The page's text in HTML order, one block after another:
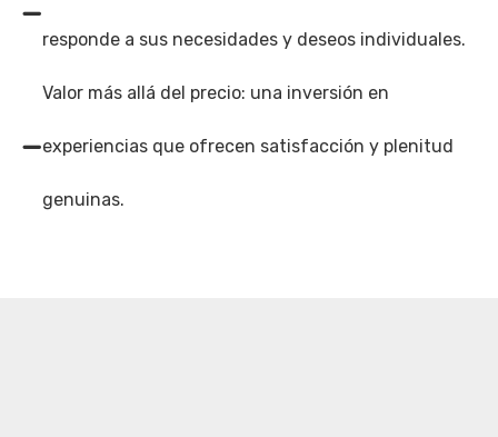
responde a sus necesidades y deseos individuales.
Valor más allá del precio: una inversión en
experiencias que ofrecen satisfacción y plenitud
genuinas.